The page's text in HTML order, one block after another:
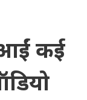
कई